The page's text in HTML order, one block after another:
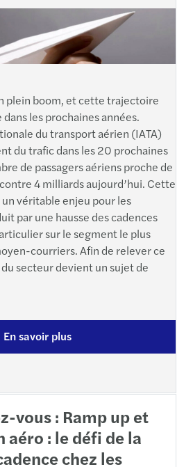
plein boom, et cette trajectoire
les prochaines années.
du transport aérien (IATA)
du trafic dans les 20 prochaines
de passagers aériens proche de
4 milliards aujourd’hui. Cette
véritable enjeu pour les
par une hausse des cadences
sur le segment le plus
courriers. Afin de relever ce
secteur devient un sujet de
En savoir plus
vous : Ramp up et
aéro : le défi de la
chez les